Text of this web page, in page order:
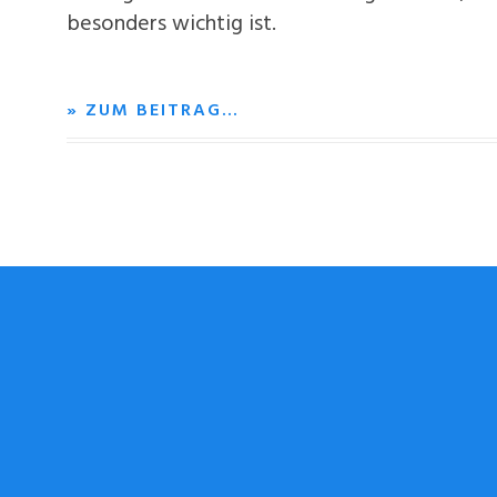
besonders wichtig ist.
» ZUM BEITRAG…